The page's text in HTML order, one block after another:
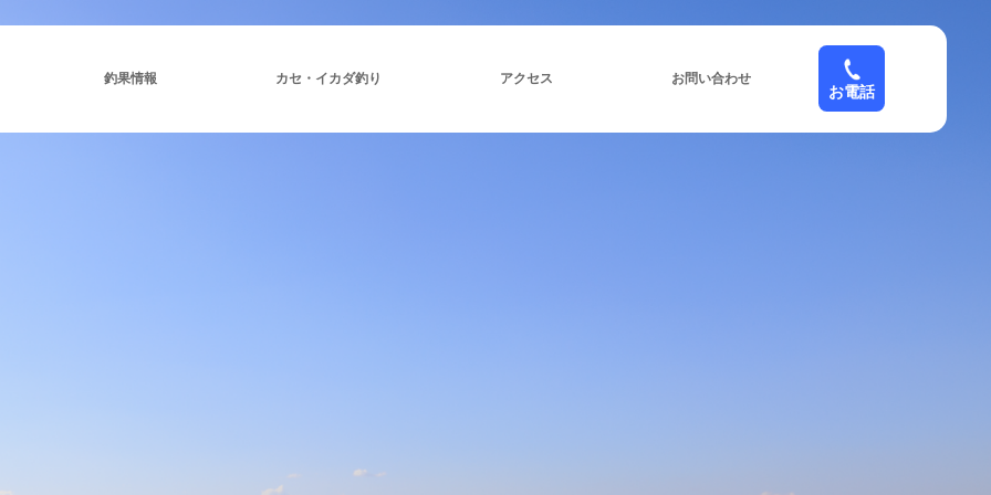
釣果情報 カセ・イカダ釣り アクセス お問い合わせ
お電話